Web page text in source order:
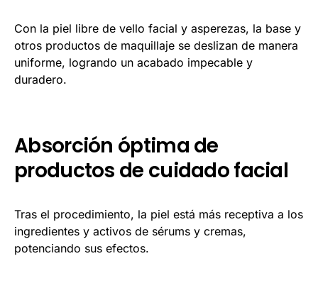
Con la piel libre de vello facial y asperezas, la base y
otros productos de maquillaje se deslizan de manera
uniforme, logrando un acabado impecable y
duradero.
Absorción óptima de
productos de cuidado facial
Tras el procedimiento, la piel está más receptiva a los
ingredientes y activos de sérums y cremas,
potenciando sus efectos.